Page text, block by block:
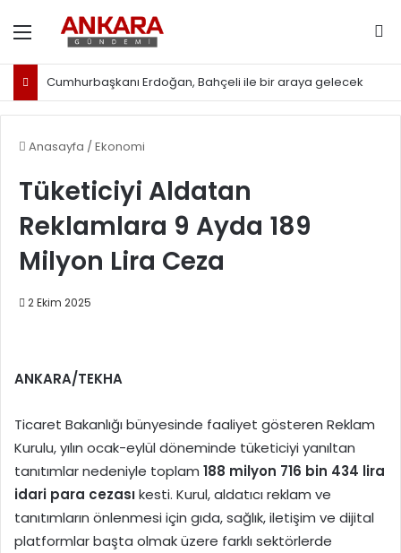
Menü
Cumhurbaşkanı Erdoğan, Bahçeli ile bir araya gelecek
Anasayfa / Ekonomi
Tüketiciyi Aldatan
Reklamlara 9 Ayda 189
Milyon Lira Ceza
2 Ekim 2025
ANKARA/TEKHA
Ticaret Bakanlığı bünyesinde faaliyet gösteren Reklam
Kurulu, yılın ocak-eylül döneminde tüketiciyi yanıltan
tanıtımlar nedeniyle toplam 188 milyon 716 bin 434 lira
idari para cezasıkesti. Kurul, aldatıcı reklam ve
tanıtımların önlenmesi için gıda, sağlık, iletişim ve dijital
platformlar başta olmak üzere farklı sektörlerde